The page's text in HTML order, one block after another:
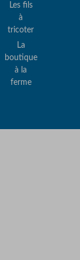
Les fils
à
tricoter
La
boutique
à la
ferme